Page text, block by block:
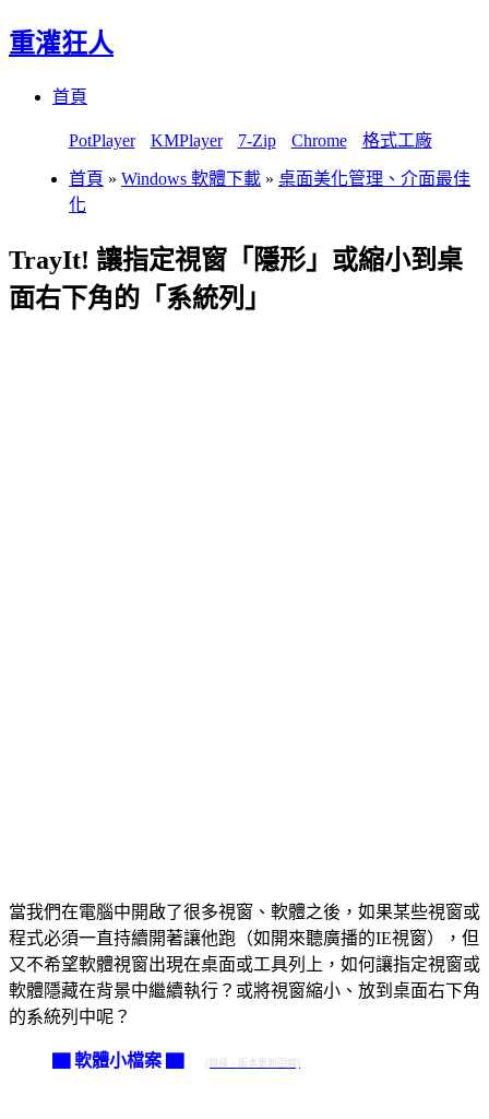
重灌狂人
首頁
PotPlayer KMPlayer 7-Zip Chrome 格式工廠
首頁 » Windows 軟體下載 » 桌面美化管理、介面最佳
化
TrayIt! 讓指定視窗「隱形」或縮小到桌
面右下角的「系統列」
當我們在電腦中開啟了很多視窗、軟體之後，如果某些視窗或
程式必須一直持續開著讓他跑（如開來聽廣播的IE視窗），但
又不希望軟體視窗出現在桌面或工具列上，如何讓指定視窗或
軟體隱藏在背景中繼續執行？或將視窗縮小、放到桌面右下角
的系統列中呢？
▇ 軟體小檔案 ▇ (錯誤、版本更新回報)